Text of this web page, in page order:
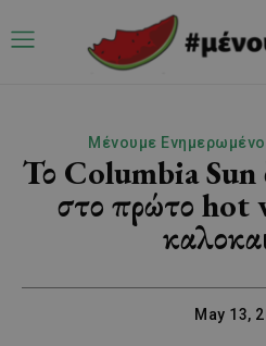
Μένουμε
Το Columbia Sun
στο πρώτο hot
May 13,